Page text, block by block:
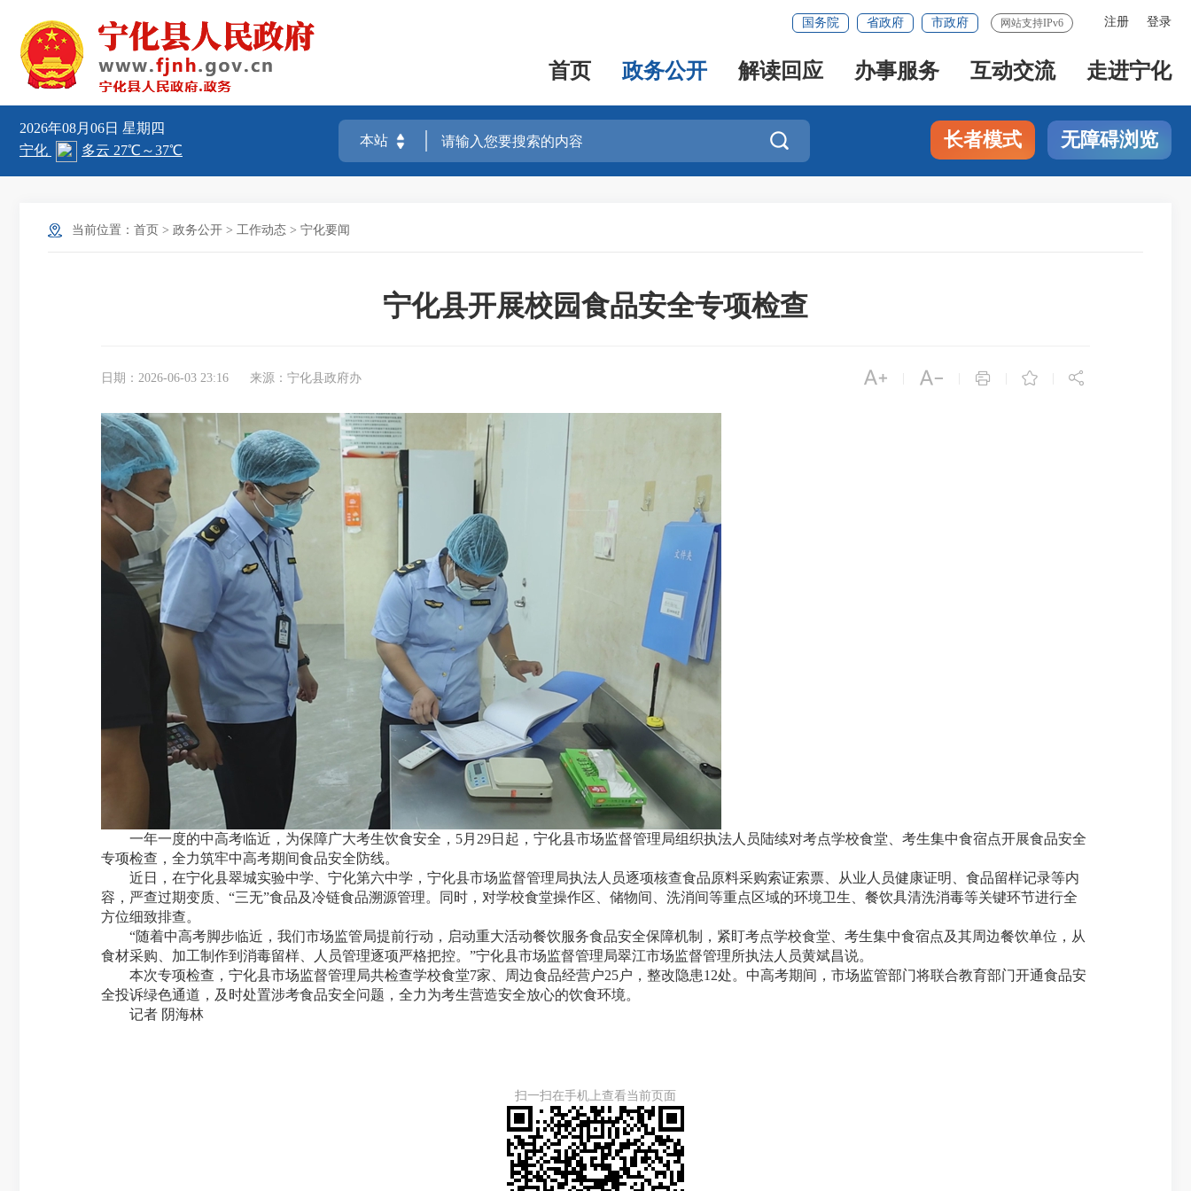
注册 登录
国务院 省政府 市政府 网站支持IPv6
首页 政务公开 解读回应 办事服务 互动交流 走进宁化
2026年08月06日 星期四
 长者模式 无障碍浏览
当前位置： 首页 > 政务公开 > 工作动态 > 宁化要闻
宁化县开展校园食品安全专项检查
日期：2026-06-03 23:16 来源：宁化县政府办     
一年一度的中高考临近，为保障广大考生饮食安全，5月29日起，宁化县市场监督管理局组织执法人员陆续对考点学校食堂、考生集中食宿点开展食品安全
专项检查，全力筑牢中高考期间食品安全防线。
近日，在宁化县翠城实验中学、宁化第六中学，宁化县市场监督管理局执法人员逐项核查食品原料采购索证索票、从业人员健康证明、食品留样记录等内
容，严查过期变质、“三无”食品及冷链食品溯源管理。同时，对学校食堂操作区、储物间、洗消间等重点区域的环境卫生、餐饮具清洗消毒等关键环节进行全
方位细致排查。
“随着中高考脚步临近，我们市场监管局提前行动，启动重大活动餐饮服务食品安全保障机制，紧盯考点学校食堂、考生集中食宿点及其周边餐饮单位，从
食材采购、加工制作到消毒留样、人员管理逐项严格把控。”宁化县市场监督管理局翠江市场监督管理所执法人员黄斌昌说。
本次专项检查，宁化县市场监督管理局共检查学校食堂7家、周边食品经营户25户，整改隐患12处。中高考期间，市场监管部门将联合教育部门开通食品安
全投诉绿色通道，及时处置涉考食品安全问题，全力为考生营造安全放心的饮食环境。
记者 阴海林
扫一扫在手机上查看当前页面